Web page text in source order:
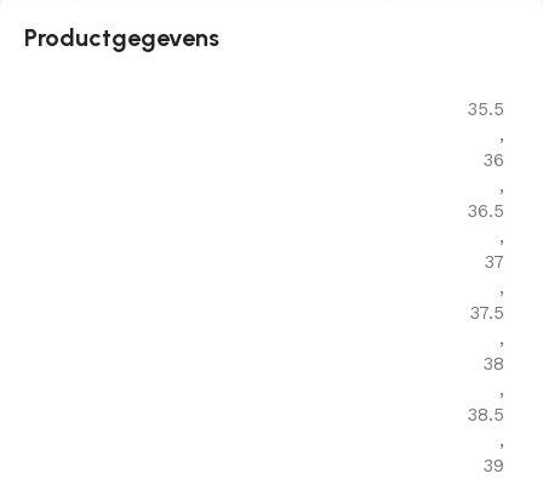
Productgegevens
35.5
,
36
,
36.5
,
37
,
37.5
,
38
,
38.5
,
39